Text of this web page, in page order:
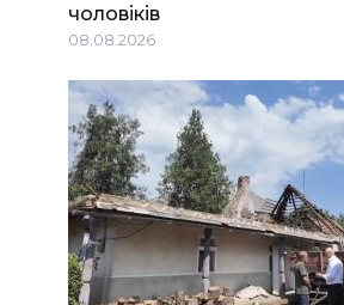
чоловіків
08.08.2026